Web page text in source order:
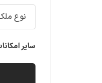
نوع
سایر